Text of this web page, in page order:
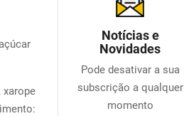
xarope
Notícias e
Novidades
Pode desativar a sua
subscrição a qualquer
momento